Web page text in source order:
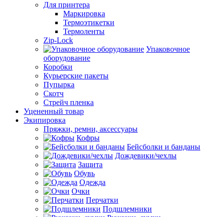
Для принтера
Маркировка
Термоэтикетки
Термоленты
Zip-Lock
Упаковочное
оборудование
Коробки
Курьерские пакеты
Пупырка
Скотч
Стрейч пленка
Уцененный товар
Экипировка
Пряжки, ремни, аксессуары
Кофры
Бейсболки и банданы
Дождевики/чехлы
Защита
Обувь
Одежда
Очки
Перчатки
Подшлемники